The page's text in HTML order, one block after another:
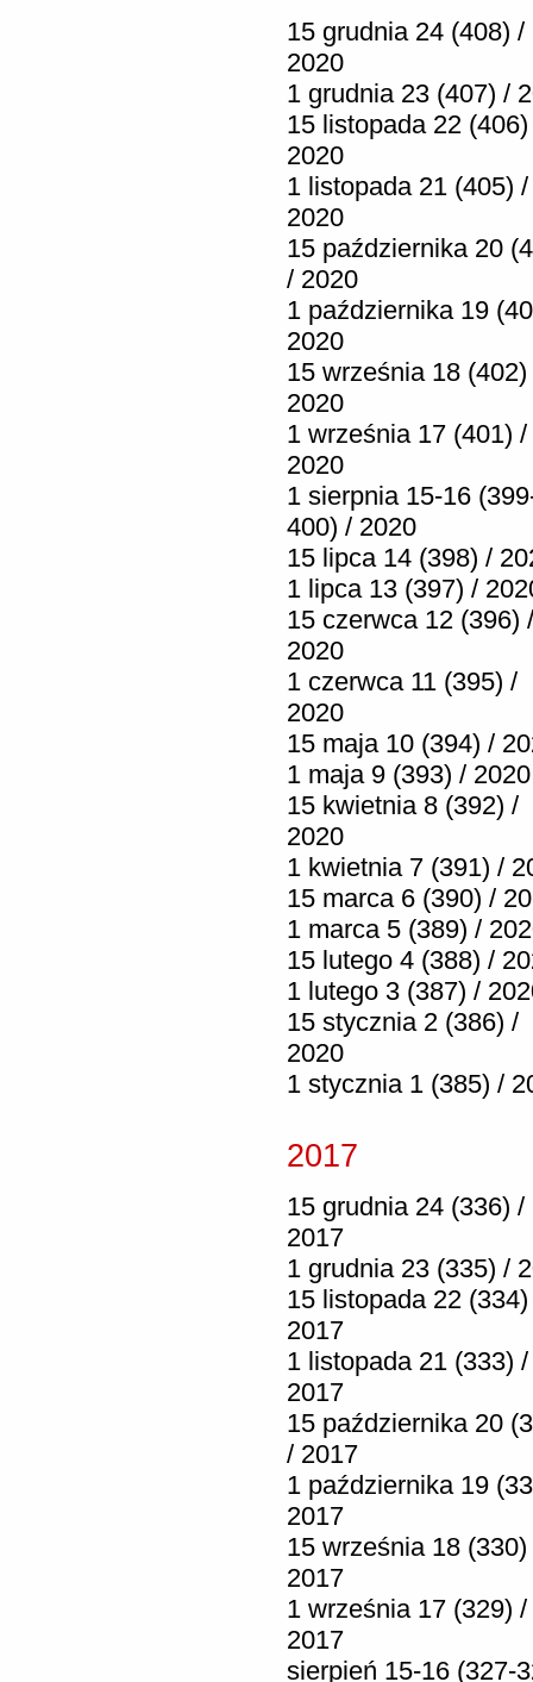
15 grudnia 24 (408) /
2020
1 grudnia 23 (407) /
15 listopada 22
2020
1 listopada 21 (405) /
2020
15 października 20
/ 2020
1 października 19
2020
15 września 18 (402)
2020
1 września 17 (401) /
2020
1 sierpnia 15-16
400) / 2020
15 lipca 14 (398) /
1 lipca 13 (397) /
15 czerwca 12 (396) /
2020
1 czerwca 11 (395) /
2020
15 maja 10 (394) /
1 maja 9 (393) / 2020
15 kwietnia 8 (392) /
2020
1 kwietnia 7 (391) /
15 marca 6 (390) /
1 marca 5 (389) /
15 lutego 4 (388) /
1 lutego 3 (387) /
15 stycznia 2 (386) /
2020
1 stycznia 1 (385) /
2017
15 grudnia 24 (336) /
2017
1 grudnia 23 (335) /
15 listopada 22
2017
1 listopada 21 (333) /
2017
15 października 20
/ 2017
1 października 19
2017
15 września 18 (330)
2017
1 września 17 (329) /
2017
sierpień 15-16 (327-